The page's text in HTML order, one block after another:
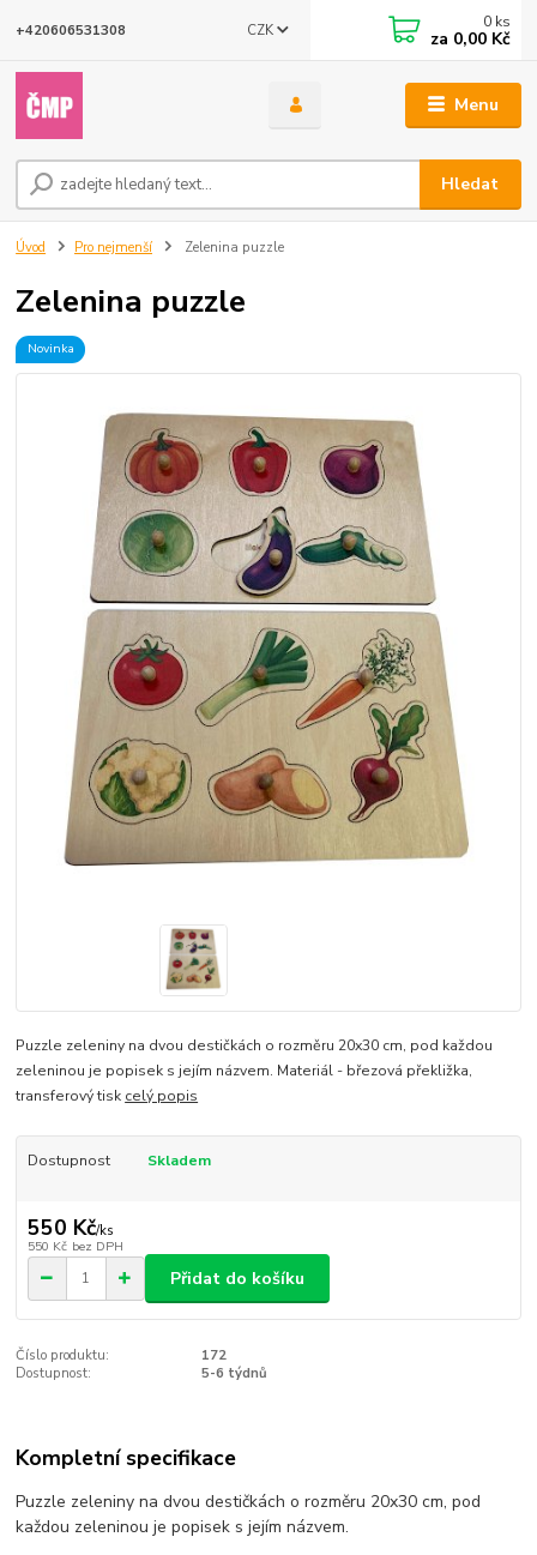
Menu
CZK
Hledat
+420606531308 0 ks
za 0,00 Kč
Úvod Pro nejmenší Zelenina puzzle
Zelenina puzzle
Novinka
Puzzle zeleniny na dvou destičkách o rozměru 20x30 cm, pod každou
zeleninou je popisek s jejím názvem. Materiál - březová překližka,
transferový tisk celý popis
Dostupnost Skladem
550 Kč/ks
550 Kč bez DPH
Přidat do košíku
Číslo produktu:
172
Dostupnost:
5-6 týdnů
Kompletní specifikace
Puzzle zeleniny na dvou destičkách o rozměru 20x30 cm, pod
každou zeleninou je popisek s jejím názvem.